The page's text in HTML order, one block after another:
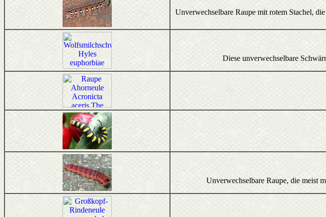
Unverwechselbare Raupe mit rotem Stachel,
Diese unverwechselbare
Unverwechselbare Raupe, die meist